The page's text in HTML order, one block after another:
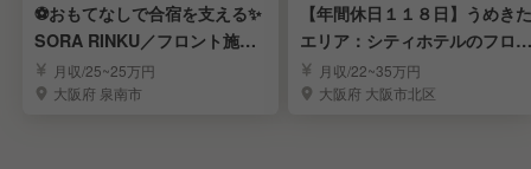
⚽おもてなしで合宿を支える✨
SORA RINKU／フロント施設
運営スタッフ
月収/25~25万円
大阪府 泉南市
【年間休日１１８日】うめきた
エリア：シティホテルのフロン
トスタッフ募集！
月収/22~35万円
大阪府 大阪市北区